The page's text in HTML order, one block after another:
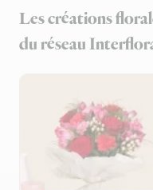
Les créations
du réseau